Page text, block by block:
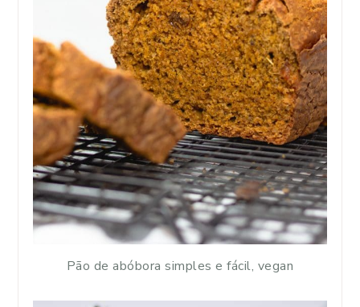
Pão de abóbora simples e fácil, vegan